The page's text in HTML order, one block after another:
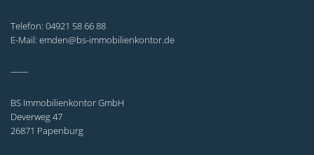
Telefon: 04921 58 66 88
E-Mail: emden@bs-immobilienkontor.de
BS Immobilienkontor GmbH
Deverweg 47
26871 Papenburg